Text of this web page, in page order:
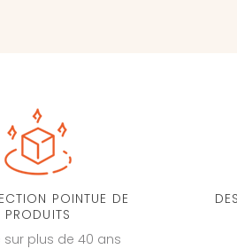
POINTUE DE
PRODUITS
plus de 40 ans